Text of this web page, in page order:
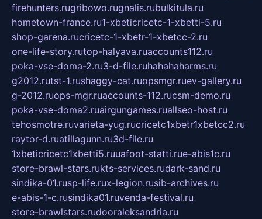
firehunters.rugribowo.rugnalis.rubulkitula.ru
hometown-france.ru1-xbeticricetc-1-xbetti-5.ru
shop-garena.rucricetc-1-xbetr-1-xbetcc-2.ru
one-life-story.rutop-halyava.ruaccounts112.ru
poka-vse-doma-2.ru3-d-file.ruhahahaharms.ru
g2012.rutst-1.rushaggy-cat.ruopsmgr.ruev-gallery.ru
g-2012.ruops-mgr.ruaccounts-112.rucsm-demo.ru
poka-vse-doma2.ruairgungames.ruallseo-host.ru
tehosmotre.ruvarieta-yug.rucricetc1xbetr1xbetcc2.ru
raytor-d.ruatillagunn.ru3d-file.ru
1xbeticricetc1xbetti5.ruuafoot-statti.rue-abis1c.ru
store-brawl-stars.rukts-services.rudark-sand.ru
sindika-01.rusp-life.rux-legion.rusib-archives.ru
e-abis-1-c.rusindika01.ruvenda-festival.ru
store-brawlstars.rudooraleksandria.ru